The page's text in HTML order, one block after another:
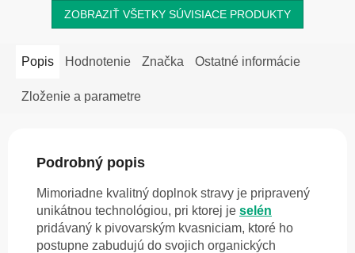
ZOBRAZIŤ VŠETKY SÚVISIACE PRODUKTY
Popis Hodnotenie Značka Ostatné informácie
Zloženie a parametre
Podrobný popis
Mimoriadne kvalitný doplnok stravy je pripravený
unikátnou technológiou, pri ktorej je selén
pridávaný k pivovarským kvasniciam, ktoré ho
postupne zabudujú do svojich organických